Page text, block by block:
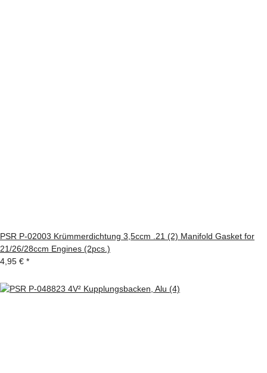
PSR P-02003 Krümmerdichtung 3,5ccm .21 (2) Manifold Gasket for
21/26/28ccm Engines (2pcs.)
4,95 € *